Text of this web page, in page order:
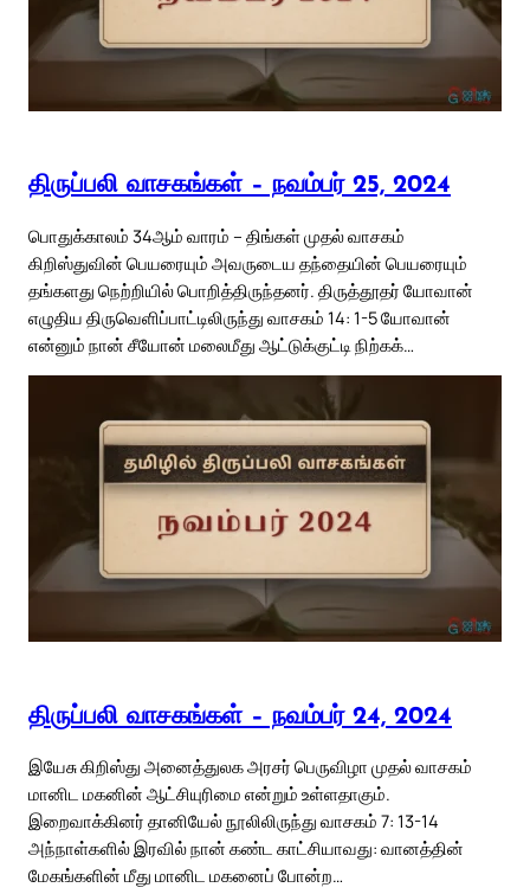
திருப்பலி வாசகங்கள் – நவம்பர் 25, 2024
பொதுக்காலம் 34ஆம் வாரம் – திங்கள் முதல் வாசகம்
கிறிஸ்துவின் பெயரையும் அவருடைய தந்தையின் பெயரையும்
தங்களது நெற்றியில் பொறித்திருந்தனர். திருத்தூதர் யோவான்
எழுதிய திருவெளிப்பாட்டிலிருந்து வாசகம் 14: 1-5 யோவான்
என்னும் நான் சீயோன் மலைமீது ஆட்டுக்குட்டி நிற்கக்…
திருப்பலி வாசகங்கள் – நவம்பர் 24, 2024
இயேசு கிறிஸ்து அனைத்துலக அரசர் பெருவிழா முதல் வாசகம்
மானிட மகனின் ஆட்சியுரிமை என்றும் உள்ளதாகும்.
இறைவாக்கினர் தானியேல் நூலிலிருந்து வாசகம் 7: 13-14
அந்நாள்களில் இரவில் நான் கண்ட காட்சியாவது: வானத்தின்
மேகங்களின் மீது மானிட மகனைப் போன்ற…